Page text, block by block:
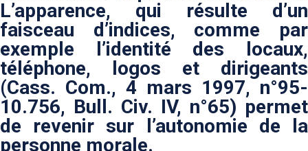
L’apparence, qui résulte d’un
faisceau d’indices, comme par
exemple l’identité des locaux,
téléphone, logos et dirigeants
(Cass. Com., 4 mars 1997, n°95-
10.756, Bull. Civ. IV, n°65) permet
de revenir sur l’autonomie de la
personne morale.